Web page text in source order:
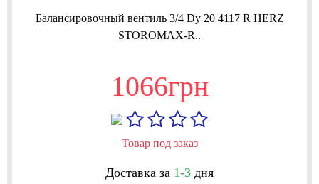
Балансировочный вентиль 3/4 Dy 20 4117 R HERZ
STOROMAX-R..
1066грн
Товар под заказ
Доставка за 1-3 дня